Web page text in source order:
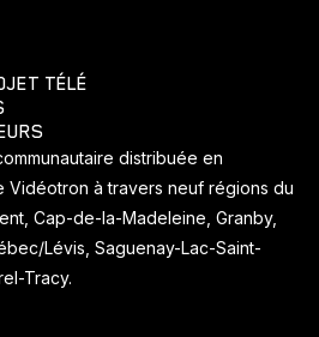
TÉLÉ
distribuée en
Vidéotron à travers neuf régions du
Cap-de-la-Madeleine, Granby,
Lévis, Saguenay-Lac-Saint-
Tracy.